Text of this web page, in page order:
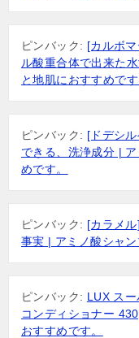
ピンバック: [カルボ
ル酸重合体で出来た
と地肌におすすめです
ピンバック: [ドデシ
できる、洗浄成分 |
めです。
ピンバック: [カラメ
事実 | アミノ酸シャン
ピンバック: LUX ス
コンディショナー
おすすめです。